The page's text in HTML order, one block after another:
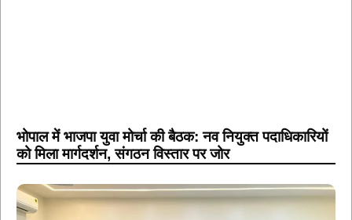
भोपाल में भाजपा युवा मोर्चा की बैठक: नव नियुक्त पदाधिकारियों
को मिला मार्गदर्शन, संगठन विस्तार पर जोर